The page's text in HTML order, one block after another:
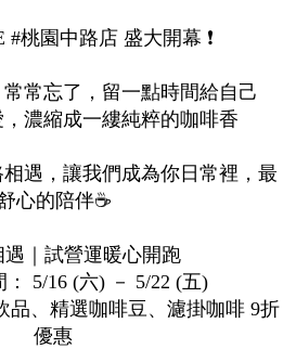
#桃園中路店 盛大開幕 ❗
常忘了，留一點時間給自己
濃縮成一縷純粹的咖啡香
遇，讓我們成為你日常裡，最
心的陪伴☕
遇｜試營運暖心開跑
： 5/16 (六) － 5/22 (五)
品、精選咖啡豆、濾掛咖啡 9折
優惠